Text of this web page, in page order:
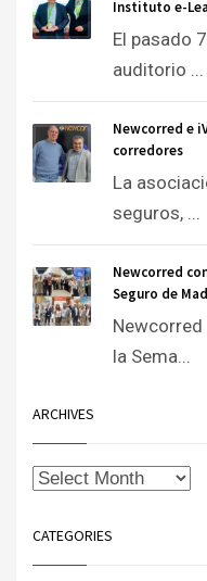
Instituto e-
El pasado
auditorio ...
Newcorred e
corredores
La
seguros, ...
Newcorred
Seguro de
Newcorred
la Sema...
ARCHIVES
CATEGORIES